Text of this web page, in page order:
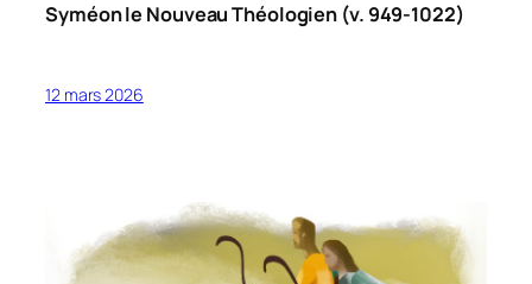
Syméon le Nouveau Théologien (v. 949-1022)
12 mars 2026